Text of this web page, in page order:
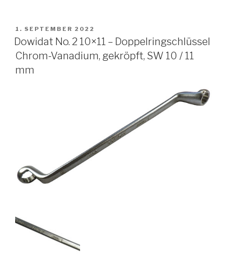
VERÖFFENTLICHT
AM
1. SEPTEMBER 2022
Dowidat No. 2 10×11 – Doppelringschlüssel
Chrom-Vanadium, gekröpft, SW 10 / 11
mm